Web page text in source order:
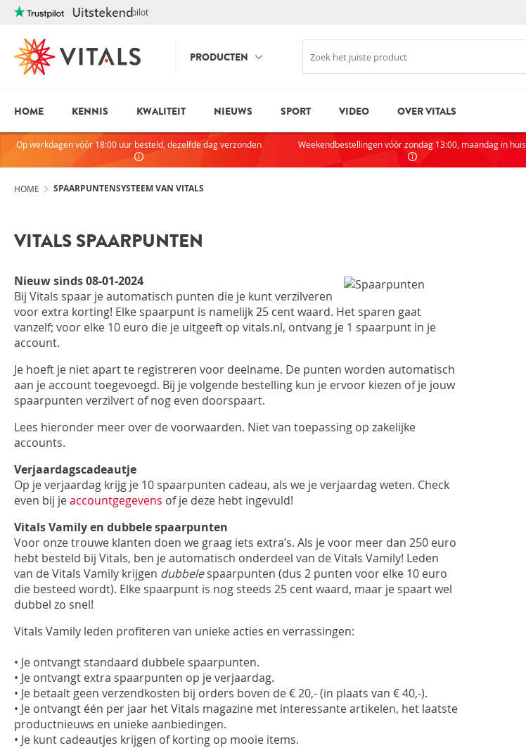
Trustpilot
PRODUCTEN
We staan elke dag voor je klaar!
Indien we je ergens mee kunnen
helpen, neem dan contact met
E-mailadres
Blijf ingelogd
HOME KENNIS KWALITEIT NIEUWS SPORT VIDEO OVER VITALS
Op werkdagen vóór 18:00 uur besteld, dezelfde dag verzonden Weekendbestellingen vóór zondag 13:00, maandag in huis
HOME SPAARPUNTENSYSTEEM VAN VITALS
VITALS SPAARPUNTEN
Nieuw sinds 08-01-2024
Bij Vitals spaar je automatisch punten die je kunt verzilveren
voor extra korting! Elke spaarpunt is namelijk 25 cent waard. Het sparen gaat
vanzelf; voor elke 10 euro die je uitgeeft op vitals.nl, ontvang je 1 spaarpunt in je
account.
Je hoeft je niet apart te registreren voor deelname. De punten worden automatisch
aan je account toegevoegd. Bij je volgende bestelling kun je ervoor kiezen of je jouw
spaarpunten verzilvert of nog even doorspaart.
Lees hieronder meer over de voorwaarden. Niet van toepassing op zakelijke
accounts.
Verjaardagscadeautje
Op je verjaardag krijg je 10 spaarpunten cadeau, als we je verjaardag weten. Check
even bij jeaccountgegevens of je deze hebt ingevuld!
Vitals Vamily en dubbele spaarpunten
Voor onze trouwe klanten doen we graag iets extra’s. Als je voor meer dan 250 euro
hebt besteld bij Vitals, ben je automatisch onderdeel van de Vitals Vamily! Leden
van de Vitals Vamily krijgen dubbelespaarpunten (dus 2 punten voor elke 10 euro
die besteed wordt). Elke spaarpunt is nog steeds 25 cent waard, maar je spaart wel
dubbel zo snel!
Vitals Vamily leden profiteren van unieke acties en verrassingen:
• Je ontvangt standaard dubbele spaarpunten.
• Je ontvangt extra spaarpunten op je verjaardag.
• Je betaalt geen verzendkosten bij orders boven de € 20,- (in plaats van € 40,-).
• Je ontvangt één per jaar het Vitals magazine met interessante artikelen, het laatste
productnieuws en unieke aanbiedingen.
• Je kunt cadeautjes krijgen of korting op mooie items.